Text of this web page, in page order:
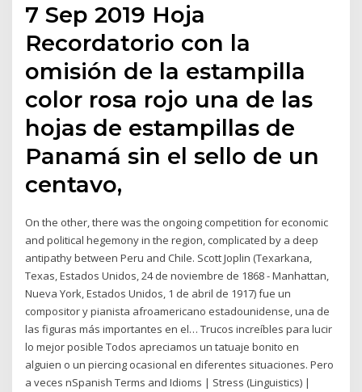
7 Sep 2019 Hoja
Recordatorio con la
omisión de la estampilla
color rosa rojo una de las
hojas de estampillas de
Panamá sin el sello de un
centavo,
On the other, there was the ongoing competition for economic
and political hegemony in the region, complicated by a deep
antipathy between Peru and Chile. Scott Joplin (Texarkana,
Texas, Estados Unidos, 24 de noviembre de 1868 - Manhattan,
Nueva York, Estados Unidos, 1 de abril de 1917) fue un
compositor y pianista afroamericano estadounidense, una de
las figuras más importantes en el… Trucos increíbles para lucir
lo mejor posible Todos apreciamos un tatuaje bonito en
alguien o un piercing ocasional en diferentes situaciones. Pero
a veces nSpanish Terms and Idioms | Stress (Linguistics) |